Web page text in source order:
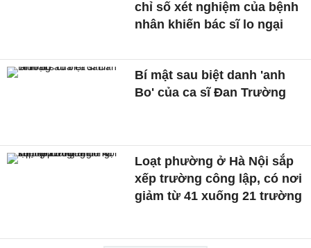
chỉ số xét nghiệm của bệnh
nhân khiến bác sĩ lo ngại
Bí mật sau biệt danh 'anh
Bo' của ca sĩ Đan Trường
Loạt phường ở Hà Nội sắp
xếp trường công lập, có nơi
giảm từ 41 xuống 21 trường